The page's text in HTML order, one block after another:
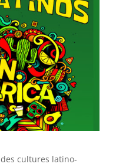
cultures latino-